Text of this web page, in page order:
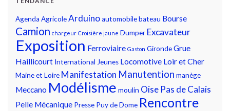
Agenda AgricoleArduinoautomobilebateau Bourse
Camion chargeur Croisière jaune Dumper Excavateur
Exposition Ferroviaire Gaston GirondeGrue
Haillicourt International Jeunes Locomotive Loir et Cher
Maine et Loire Manifestation Manutention manège
Meccano Modélisme moulin Oise Pas de Calais
Pelle Mécanique Presse Puy de Dome Rencontre